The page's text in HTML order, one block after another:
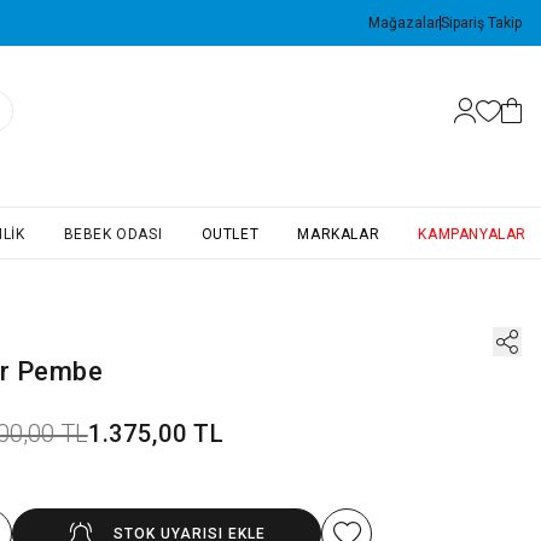
MağazalarSipariş Takip
BEBEK ODASI OUTLET MARKALAR KAMPANYALAR
Pembe
TL1.375,00 TL
STOK UYARISI EKLE